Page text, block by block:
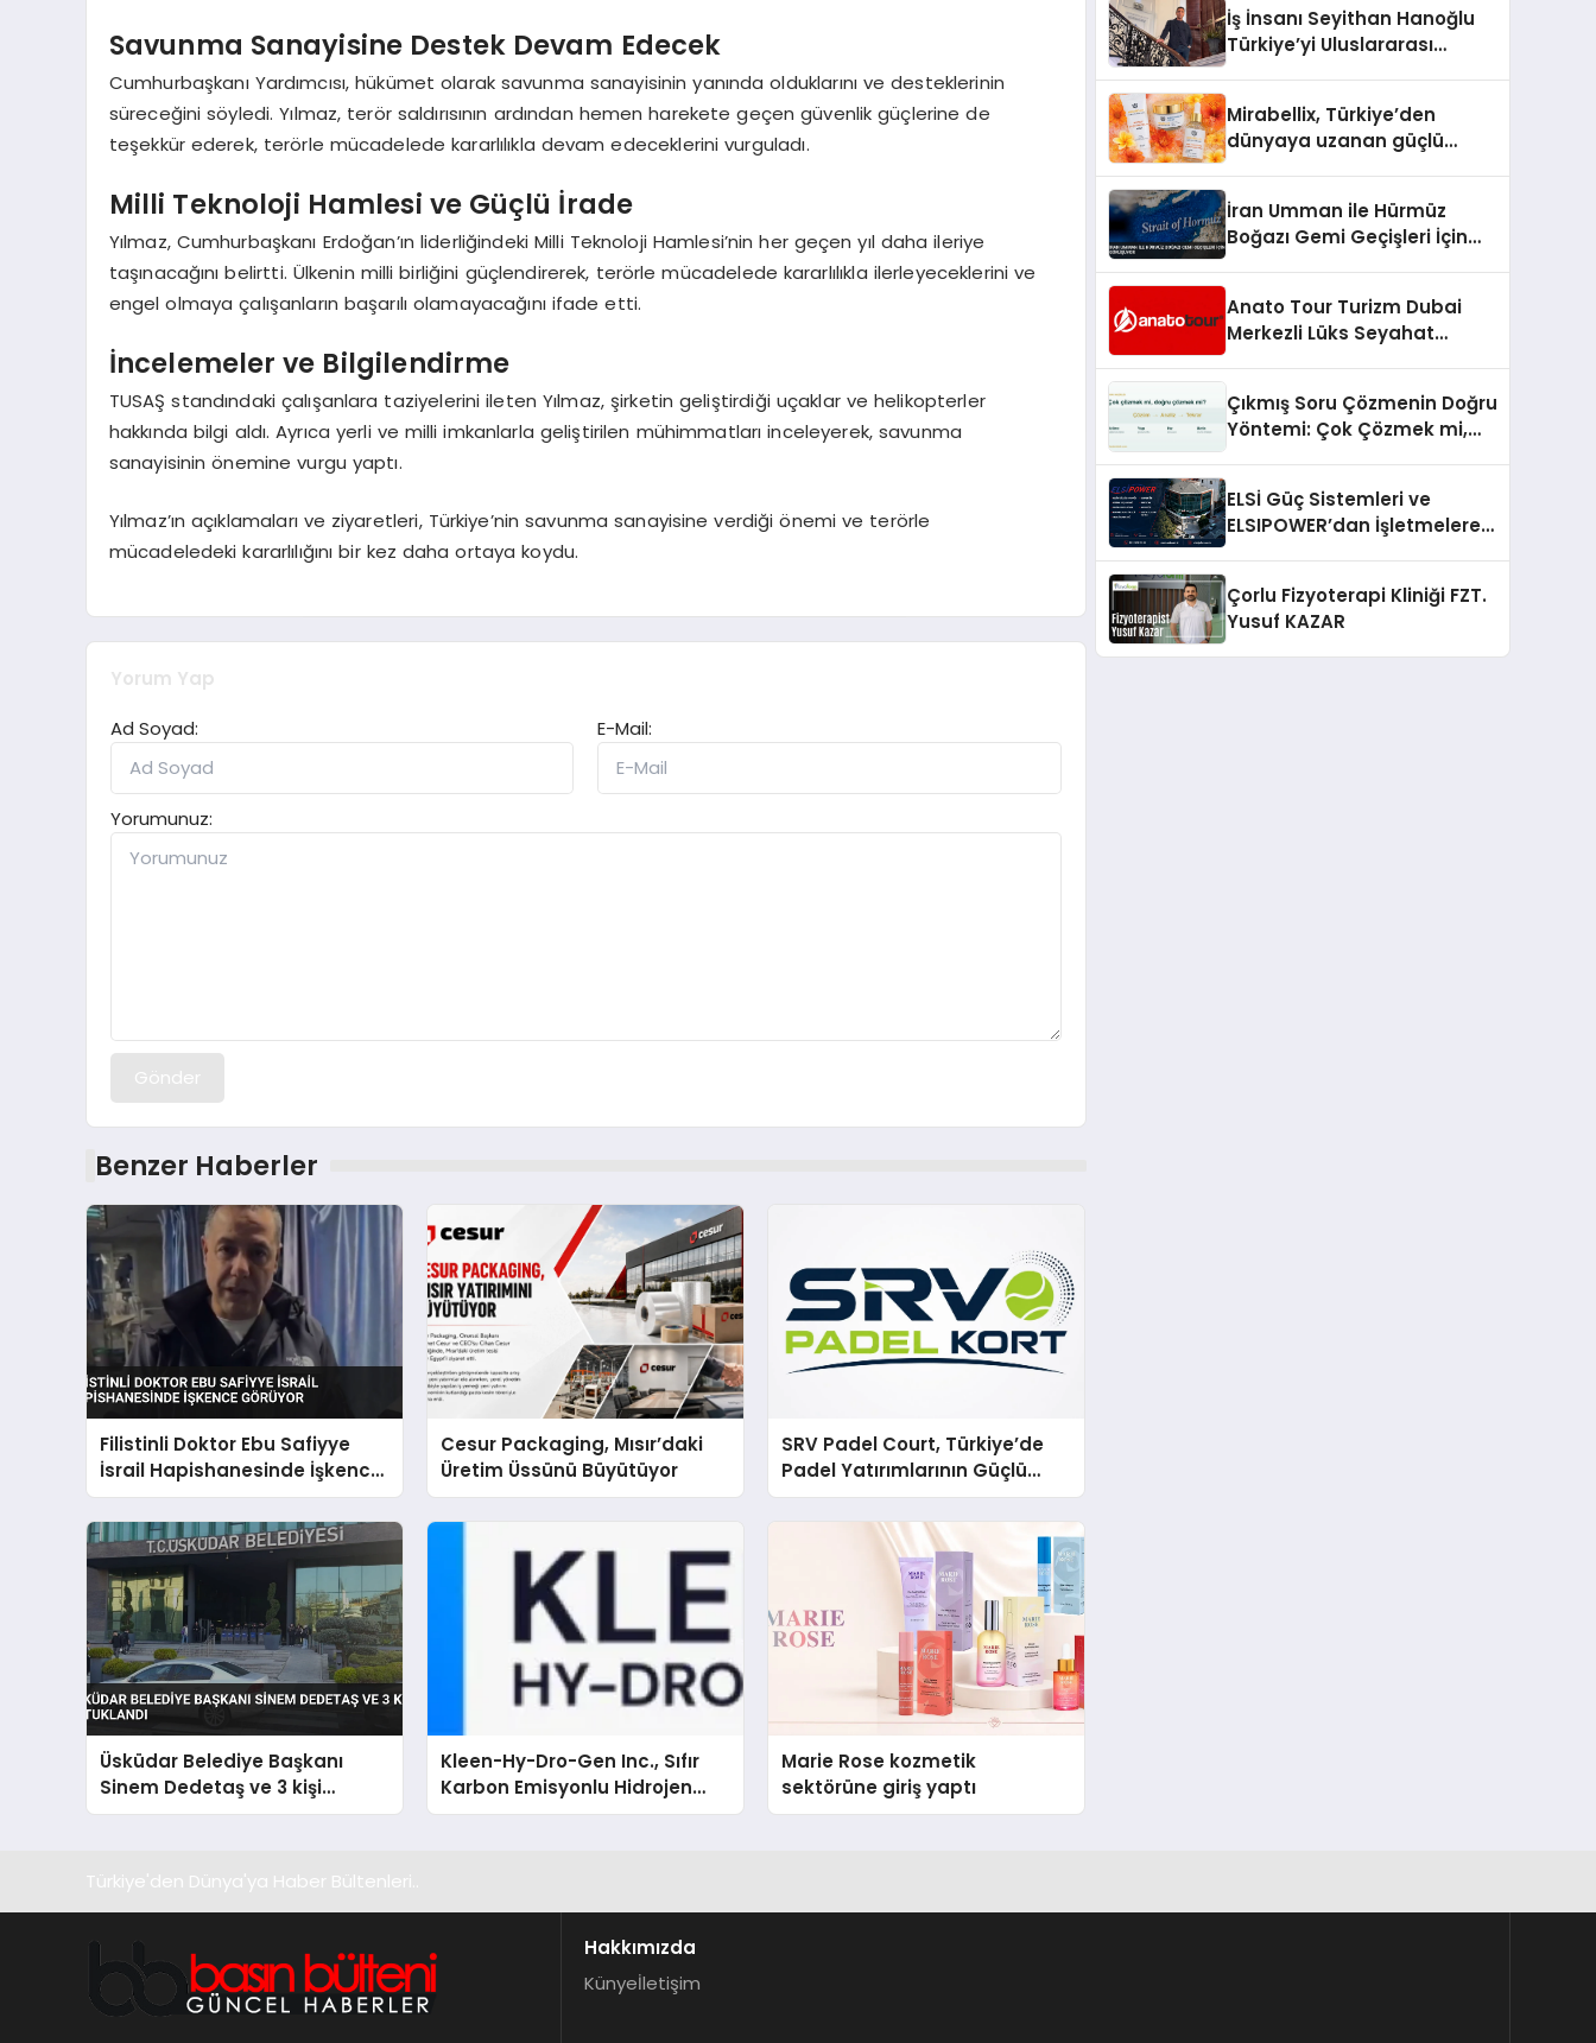
Savunma Sanayisine Destek Devam Edecek
Cumhurbaşkanı Yardımcısı, hükümet olarak savunma sanayisinin yanında olduklarını ve desteklerinin
süreceğini söyledi. Yılmaz, terör saldırısının ardından hemen harekete geçen güvenlik güçlerine de
teşekkür ederek, terörle mücadelede kararlılıkla devam edeceklerini vurguladı.
Milli Teknoloji Hamlesi ve Güçlü İrade
Yılmaz, Cumhurbaşkanı Erdoğan’ın liderliğindeki Milli Teknoloji Hamlesi’nin her geçen yıl daha ileriye
taşınacağını belirtti. Ülkenin milli birliğini güçlendirerek, terörle mücadelede kararlılıkla ilerleyeceklerini ve
engel olmaya çalışanların başarılı olamayacağını ifade etti.
İncelemeler ve Bilgilendirme
TUSAŞ standındaki çalışanlara taziyelerini ileten Yılmaz, şirketin geliştirdiği uçaklar ve helikopterler
hakkında bilgi aldı. Ayrıca yerli ve milli imkanlarla geliştirilen mühimmatları inceleyerek, savunma
sanayisinin önemine vurgu yaptı.
Yılmaz’ın açıklamaları ve ziyaretleri, Türkiye’nin savunma sanayisine verdiği önemi ve terörle
mücadeledeki kararlılığını bir kez daha ortaya koydu.
Yorum Yap
Ad Soyad:
E-Mail:
Yorumunuz:
Gönder
Benzer Haberler
Filistinli Doktor Ebu Safiyye
İsrail Hapishanesinde İşkence
Görüyor
Cesur Packaging, Mısır’daki
Üretim Üssünü Büyütüyor
SRV Padel Court, Türkiye’de
Padel Yatırımlarının Güçlü
Markası Olmayı Sürdürüyor
Üsküdar Belediye Başkanı
Sinem Dedetaş ve 3 kişi
tutuklandı
Kleen-Hy-Dro-Gen Inc., Sıfır
Karbon Emisyonlu Hidrojen
Isıtma Teknolojisinde ISO ve
Marie Rose kozmetik
sektörüne giriş yaptı
İş İnsanı Seyithan Hanoğlu
Türkiye’yi Uluslararası
Mirabellix, Türkiye’den
dünyaya uzanan güçlü
İran Umman ile Hürmüz
Boğazı Gemi Geçişleri İçin
Anato Tour Turizm Dubai
Merkezli Lüks Seyahat
Çıkmış Soru Çözmenin Doğru
Yöntemi: Çok Çözmek mi,
ELSİ Güç Sistemleri ve
ELSIPOWER’dan İşletmelere
Çorlu Fizyoterapi Kliniği FZT.
Yusuf KAZAR
Türkiye'den Dünya'ya Haber Bültenleri..
Hakkımızda
Künyeİletişim